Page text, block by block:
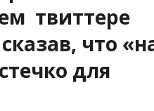
твиттере
что
для